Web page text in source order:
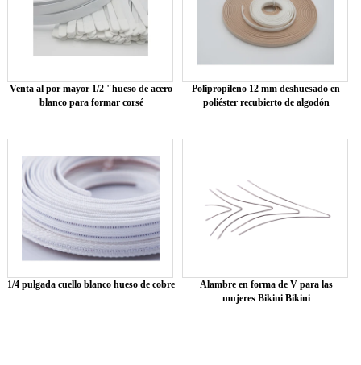
Venta al por mayor 1/2 "hueso de acero
blanco para formar corsé
Polipropileno 12 mm deshuesado en
poliéster recubierto de algodón
1/4 pulgada cuello blanco hueso de cobre
Alambre en forma de V para las
mujeres Bikini Bikini